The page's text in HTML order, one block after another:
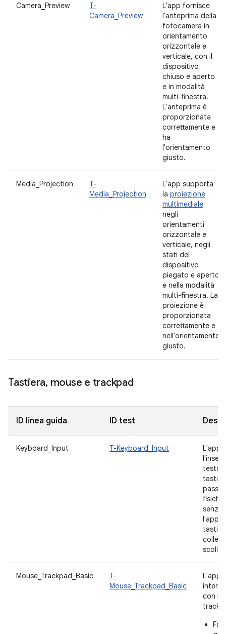
Camera_Preview
T-
Camera_Preview
L'app fornisce
l'anteprima della
fotocamera in
orientamento
orizzontale e
verticale, con il
dispositivo
chiuso e aperto
e in modalità
multi-finestra.
L'anteprima è
proporzionata
correttamente e
ha
l'orientamento
giusto.
Media_Projection
T-
Media_Projection
L'app supporta
la proiezione
multimediale
negli
orientamenti
orizzontale e
verticale, negli
stati del
dispositivo
piegato e aperto
e nella modalità
multi-finestra. La
proiezione è
proporzionata
correttamente e
nell'orientamento
giusto.
Tastiera, mouse e trackpad
ID linea guida ID test
Keyboard_Input T-Keyboard_Input
L'app
testo
passa
fisiche
senza
l'app
Mouse_Trackpad_Basic
T-
Mouse_Trackpad_Basic
L'app
con il